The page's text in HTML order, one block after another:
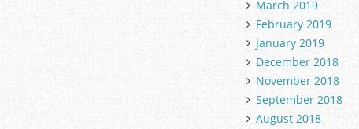
March 2019
February 2019
January 2019
December 2018
November 2018
September 2018
August 2018